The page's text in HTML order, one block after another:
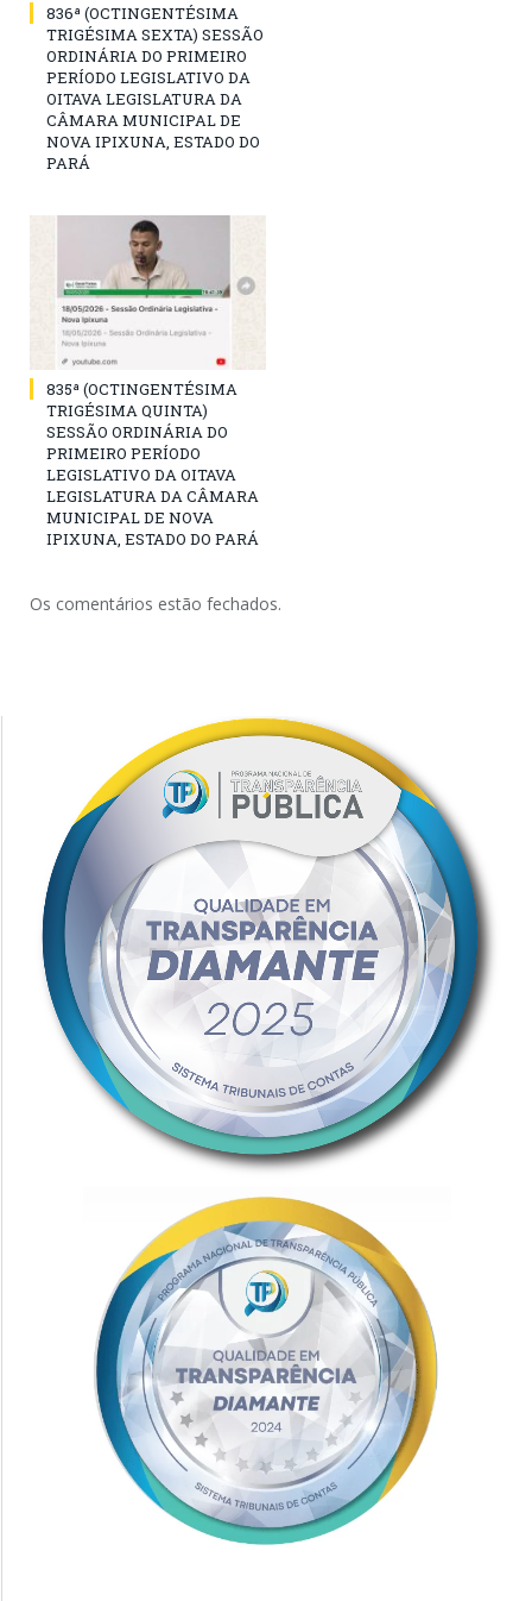
836ª (OCTINGENTÉSIMA
TRIGÉSIMA SEXTA) SESSÃO
ORDINÁRIA DO PRIMEIRO
PERÍODO LEGISLATIVO DA
OITAVA LEGISLATURA DA
CÂMARA MUNICIPAL DE
NOVA IPIXUNA, ESTADO DO
PARÁ
835ª (OCTINGENTÉSIMA
TRIGÉSIMA QUINTA)
SESSÃO ORDINÁRIA DO
PRIMEIRO PERÍODO
LEGISLATIVO DA OITAVA
LEGISLATURA DA CÂMARA
MUNICIPAL DE NOVA
IPIXUNA, ESTADO DO PARÁ
Os comentários estão fechados.